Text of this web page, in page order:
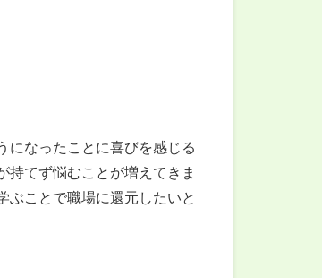
になったことに喜びを感じる
持てず悩むことが増えてきま
ぶことで職場に還元したいと